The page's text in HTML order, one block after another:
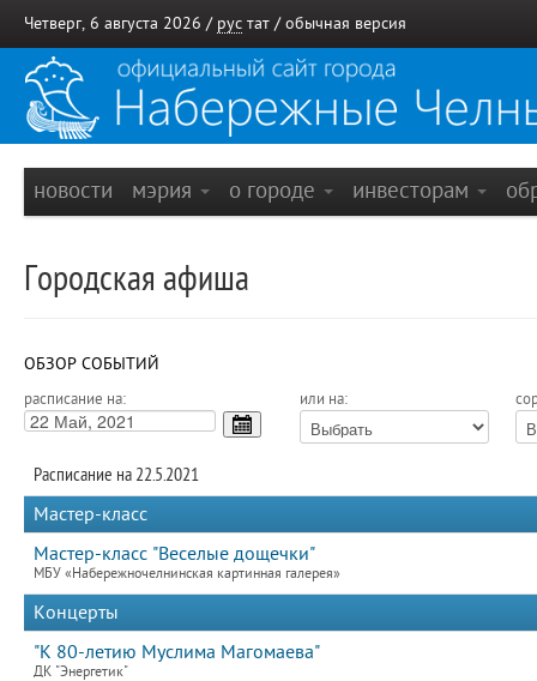
Четверг, 6 августа 2026 / рус тат / обычная версия
новости мэрия о городе инвесторам
Городская афиша
ОБЗОР СОБЫТИЙ
расписание на: или на:
Расписание на 22.5.2021
Мастер-класс
Мастер-класс "Веселые дощечки"
МБУ «Набережночелнинская картинная галерея»
Концерты
"К 80-летию Муслима Магомаева"
ДК "Энергетик"